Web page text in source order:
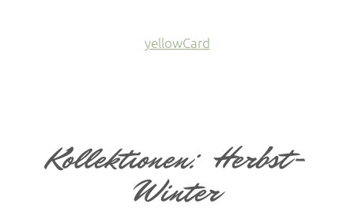
yellowCard
Kollektionen: Herbst-
Winter